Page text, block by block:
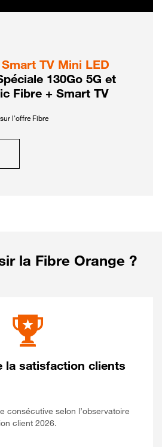
Smart TV Mini LED
130Go 5G et
Fibre + Smart TV
l'offre Fibre
la Fibre Orange ?
la satisfaction clients
consécutive selon l’observatoire
client 2026.